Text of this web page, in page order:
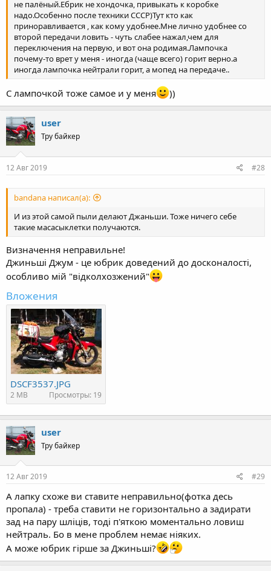
не палёный.Ебрик не хондочка, привыкать к коробке
надо.Особенно после техники СССР)Тут кто как
приноравливается , как кому удобнее.Мне лично удобнее со
второй передачи ловить - чуть слабее нажал,чем для
переключения на первую, и вот она родимая.Лампочка
почему-то врет у меня - иногда (чаще всего) горит верно.а
иногда лампочка нейтрали горит, а мопед на передаче..
С лампочкой тоже самое и у меня ))
user
Тру байкер
12 Авг 2019 #28
bandana написал(а):
И из этой самой пыли делают Джаньши. Тоже ничего себе
такие масасыклетки получаются.
Визначення неправильне!
Джиньші Джум - це юбрик доведений до досконалості,
особливо мій "відколхозжений"
Вложения
DSCF3537.JPG
2 MB Просмотры: 19
user
Тру байкер
12 Авг 2019 #29
А лапку схоже ви ставите неправильно(фотка десь
пропала) - треба ставити не горизонтально а задирати
зад на пару шліців, тоді п'яткою моментально ловиш
нейтраль. Бо в мене проблем немає ніяких.
А може юбрик гірше за Джиньші?